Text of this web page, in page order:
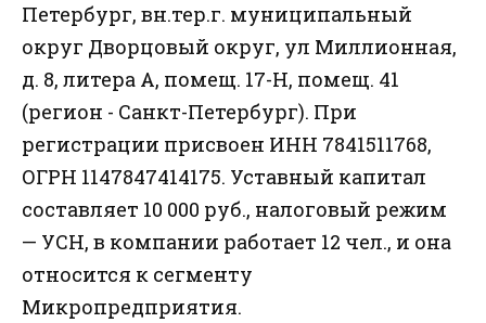
Петербург, вн.тер.г. муниципальный
округ Дворцовый округ, ул Миллионная,
д. 8, литера А, помещ. 17-Н, помещ. 41
(регион - Санкт-Петербург). При
регистрации присвоен ИНН 7841511768,
ОГРН 1147847414175. Уставный капитал
составляет 10 000 руб., налоговый режим
— УСН, в компании работает 12 чел., и она
относится к сегменту
Микропредприятия.